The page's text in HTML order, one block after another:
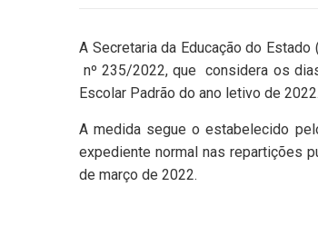
A Secretaria da Educação do
nº 235/2022, que considera os
Escolar Padrão do ano letivo de 2022.
A medida segue o estabelecido
expediente normal nas repartições
de março de 2022.